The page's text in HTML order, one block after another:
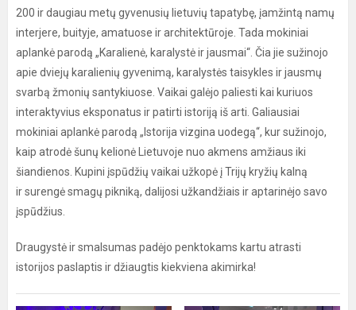
200 ir daugiau metų gyvenusių lietuvių tapatybę, įamžintą namų
interjere, buityje, amatuose ir architektūroje. Tada mokiniai
aplankė parodą „Karalienė, karalystė ir jausmai“. Čia jie sužinojo
apie dviejų karalienių gyvenimą, karalystės taisykles ir jausmų
svarbą žmonių santykiuose. Vaikai galėjo paliesti kai kuriuos
interaktyvius eksponatus ir patirti istoriją iš arti. Galiausiai
mokiniai aplankė parodą „Istorija vizgina uodegą“, kur sužinojo,
kaip atrodė šunų kelionė Lietuvoje nuo akmens amžiaus iki
šiandienos. Kupini įspūdžių vaikai užkopė į Trijų kryžių kalną
ir surengė smagų pikniką, dalijosi užkandžiais ir aptarinėjo savo
įspūdžius.
Draugystė ir smalsumas padėjo penktokams kartu atrasti
istorijos paslaptis ir džiaugtis kiekviena akimirka!